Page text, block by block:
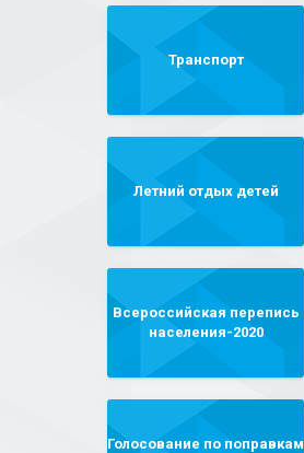
Транспорт
Летний отдых детей
Всероссийская перепись
населения-2020
Голосование по поправкам